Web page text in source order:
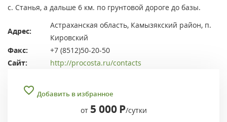
с. Станья, а дальше 6 км. по грунтовой дороге до базы.
Адрес:
Астраханская область, Камызякский район, п.
Кировский
Факс:
+7 (8512)50-20-50
Сайт:
http://procosta.ru/contacts
Добавить в избранное
от 5 000 Р/сутки